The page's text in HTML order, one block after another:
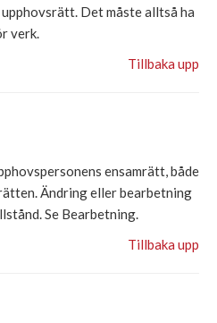
Det måstealltså ha
verk.
Tillbaka upp
ensamrätt, både
Ändring eller bearbetning
Se Bearbetning.
Tillbaka upp